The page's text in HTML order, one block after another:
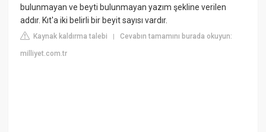
bulunmayan ve beyti bulunmayan yazım şekline verilen
addır. Kıt'a iki belirli bir beyit sayısı vardır.
Kaynak kaldırma talebi |Cevabın tamamını burada okuyun:
milliyet.com.tr